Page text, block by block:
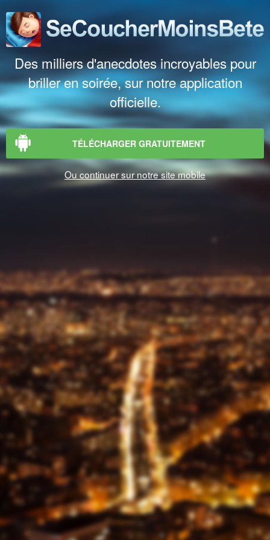
Des milliers d'anecdotes incroyables pour
briller en soirée, sur notre application
officielle.
TÉLÉCHARGER GRATUITEMENT
Ou continuer sur notre site mobile